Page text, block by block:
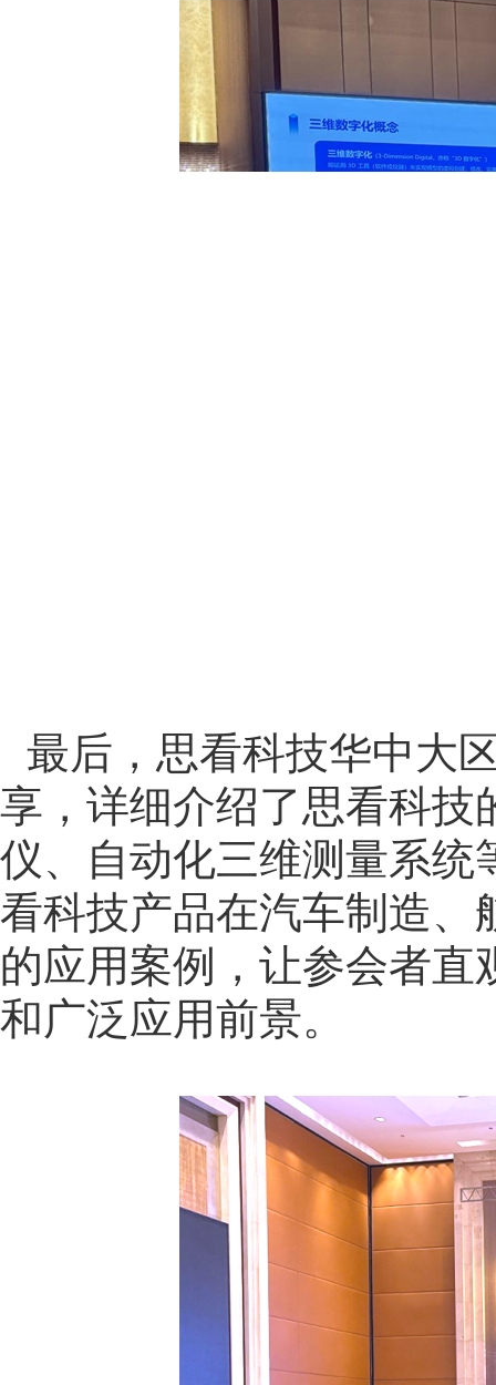
最后，思看科技华中大
享，详细介绍了思看科
仪、自动化三维测量系
看科技产品在汽车制造
的应用案例，让参会者
和广泛应用前景。